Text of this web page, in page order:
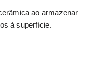
ao armazenar
à superfície.